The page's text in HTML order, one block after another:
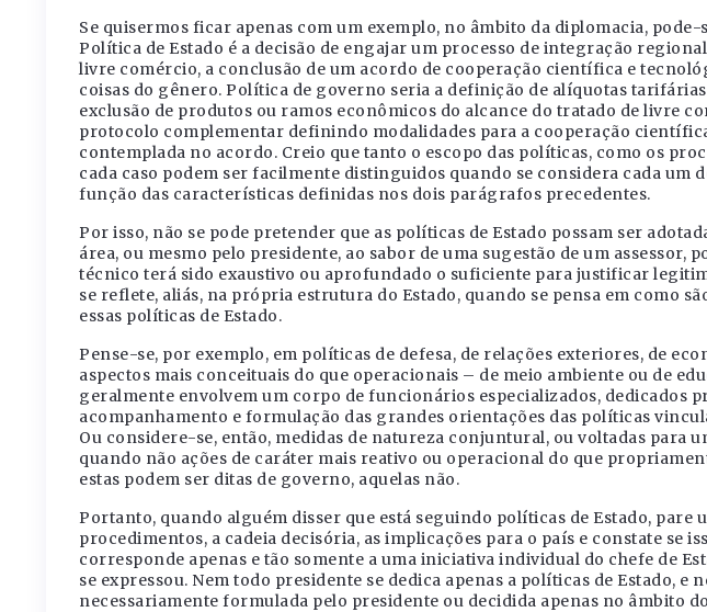
Se quisermos ficar apenas com um exemplo, no âmbito da diplomacia,
Política de Estado é a decisão de engajar um processo de integração
livre comércio, a conclusão de um acordo de cooperação científica e
coisas do gênero. Política de governo seria a definição de alíquotas
exclusão de produtos ou ramos econômicos do alcance do tratado de livre
protocolo complementar definindo modalidades para a cooperação
contemplada no acordo. Creio que tanto o escopo das políticas, como os
cada caso podem ser facilmente distinguidos quando se considera cada um
função das características definidas nos dois parágrafos precedentes.
Por isso, não se pode pretender que as políticas de Estado possam ser
área, ou mesmo pelo presidente, ao sabor de uma sugestão de um assessor,
técnico terá sido exaustivo ou aprofundado o suficiente para justificar
se reflete, aliás, na própria estrutura do Estado, quando se pensa em como
essas políticas de Estado.
Pense-se, por exemplo, em políticas de defesa, de relações exteriores, de
aspectos mais conceituais do que operacionais – de meio ambiente ou de
geralmente envolvem um corpo de funcionários especializados, dedicados
acompanhamento e formulação das grandes orientações das políticas
Ou considere-se, então, medidas de natureza conjuntural, ou voltadas para
quando não ações de caráter mais reativo ou operacional do que
estas podem ser ditas de governo, aquelas não.
Portanto, quando alguém disser que está seguindo políticas de Estado, pare
procedimentos, a cadeia decisória, as implicações para o país e constate se
corresponde apenas e tão somente a uma iniciativa individual do chefe de
se expressou. Nem todo presidente se dedica apenas a políticas de Estado, e
necessariamente formulada pelo presidente ou decidida apenas no âmbito